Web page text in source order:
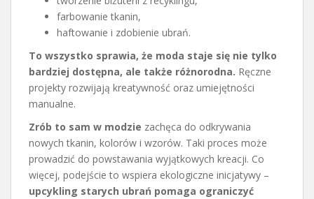
farbowanie tkanin,
haftowanie i zdobienie ubrań.
To wszystko sprawia, że moda staje się nie tylko
bardziej dostępna, ale także różnorodna. Ręczne
projekty rozwijają kreatywność oraz umiejętności
manualne.
Zrób to sam w modzie zachęca do odkrywania
nowych tkanin, kolorów i wzorów. Taki proces może
prowadzić do powstawania wyjątkowych kreacji. Co
więcej, podejście to wspiera ekologiczne inicjatywy –
upcykling starych ubrań pomaga ograniczyć